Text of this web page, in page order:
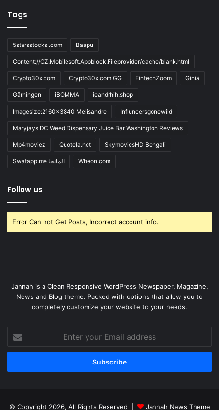
Tags
5starsstocks .com Baapu
Content://CZ.Mobilesoft.Appblock.Fileprovider/cache/blank.html
Crypto30x.com Crypto30x.com GG FintechZoom Giniä
Gärningen iBOMMA ieandrhih.shop
Imagesize:2160x3840 Melisandre Influncersgonewild
Maryjays DC Weed Dispensary Juice Bar Washington Reviews
Mp4moviez Quotela.net SkymoviesHD Bengali
Swatapp.me المانجا Wheon.com
Follow us
Error Can not Get Posts, Incorrect account info.
Jannah is a Clean Responsive WordPress Newspaper, Magazine,
News and Blog theme. Packed with options that allow you to
completely customize your website to your needs.
your
Email
© Copyright 2026, All Rights Reserved | Jannah News Theme